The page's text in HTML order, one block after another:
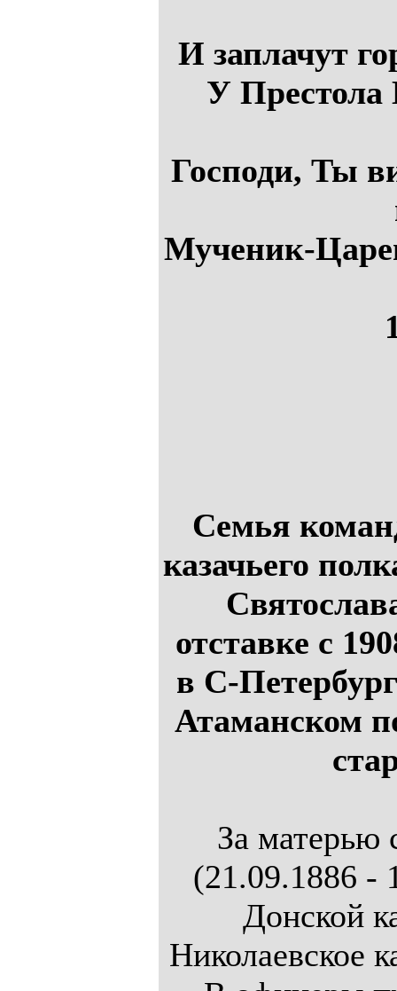
И заплачут
У Престола
Господи, Ты
Мученик-
Семья
казачьего
отставке с
в С-
Атаманском
За матерью
(21.09.1886 -
Донской
Николаевское